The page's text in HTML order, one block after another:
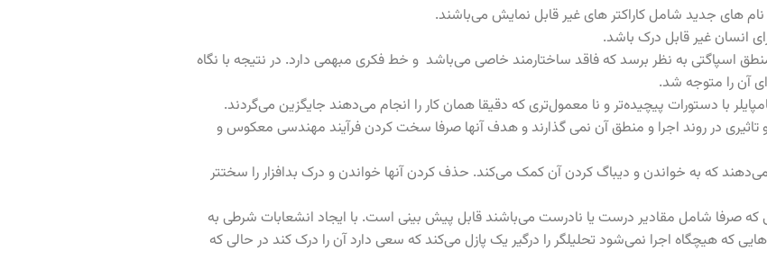
نام های جدید شامل کاراکتر های غیر قابل نمایش می‌باشند.
انسان غیر قابل درک باشد.
اسپاگتی به نظر برسد که فاقد ساختارمند خاصی می‌باشد و خط فکری مبهمی دارد. در نتیجه با نگاه
آن را متوجه شد.
با دستورات پیچیده‌تر و نا معمول‌تری که دقیقا همان کار را انجام می‌دهند جایگزین می‌گردند.
در روند اجرا و منطق آن نمی گذارند و هدف آنها صرفا سخت کردن فرآیند مهندسی معکوس و
که به خواندن و دیباگ کردن آن کمک می‌کند. حذف کردن آنها خواندن و درک بدافزار را سختتر
صرفا شامل مقادیر درست یا نادرست می‌باشند قابل پیش بینی است. با ایجاد انشعابات شرطی به
هیچگاه اجرا نمی‌شود تحلیلگر را درگیر یک پازل می‌کند که سعی دارد آن را درک کند در حالی که